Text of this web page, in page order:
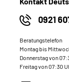
0921
Beratungstelefon
Montag bis
Donnerstag von
Freitag von 07:30